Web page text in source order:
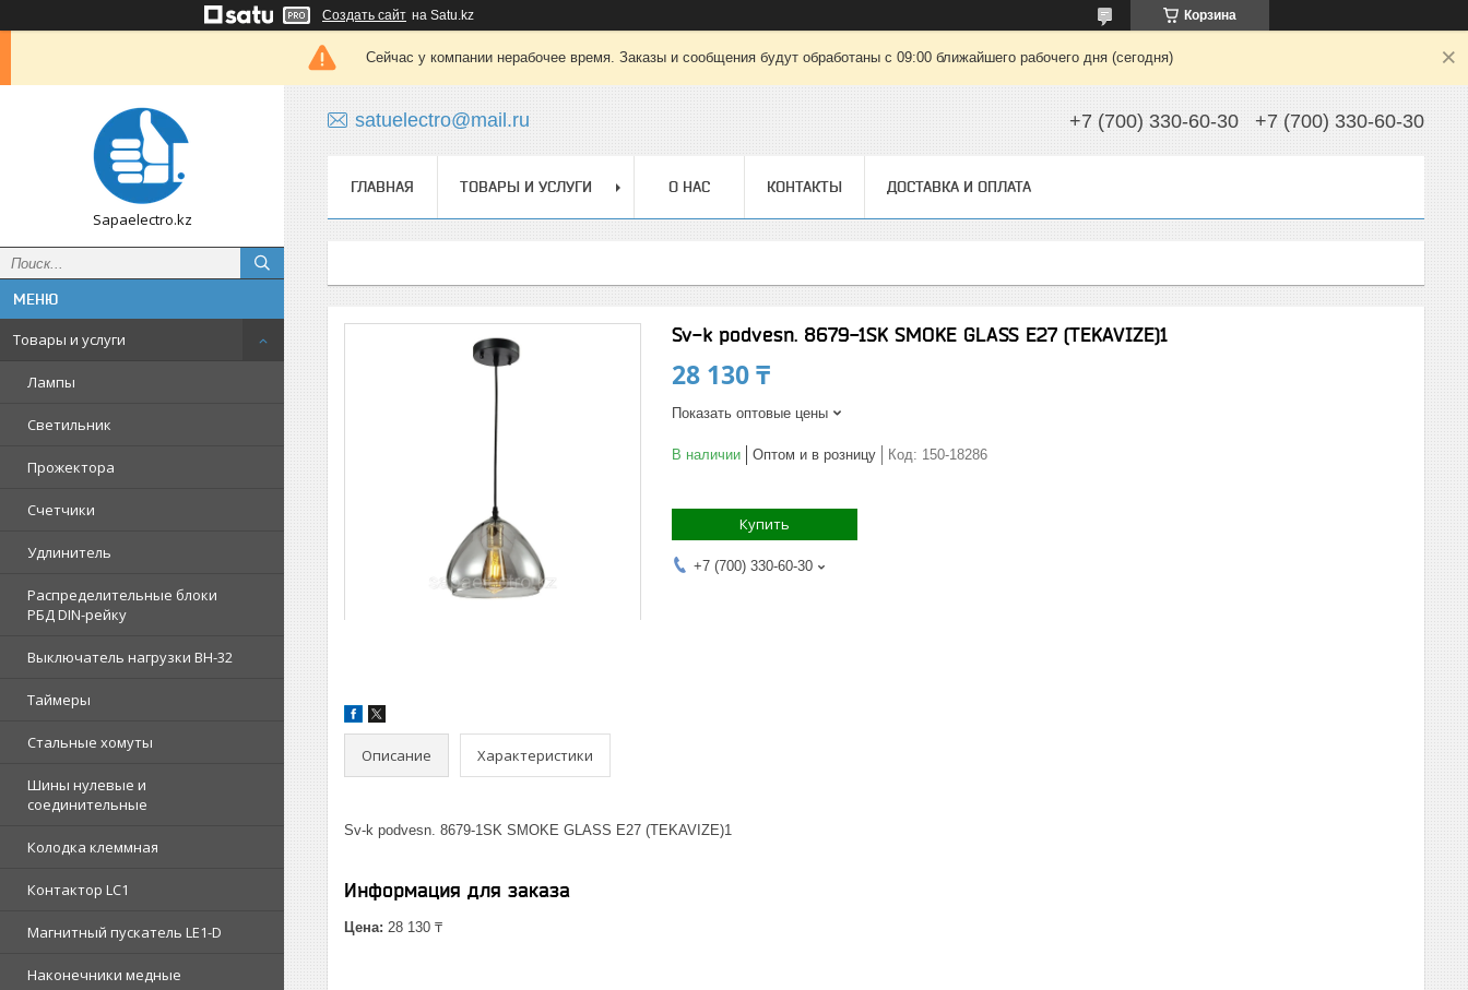
Создать сайт на Satu.kz Корзина
Сейчас у компании нерабочее время. Заказы и сообщения будут обработаны с 09:00 ближайшего рабочего дня (сегодня)
Sapaelectro.kz
Товары и услуги
Лампы
Светильник
Прожектора
Счетчики
Удлинитель
Распределительные блоки
РБД DIN-рейку
Выключатель нагрузки ВН-32
Таймеры
Стальные хомуты
Шины нулевые и
соединительные
Колодка клеммная
Контактор LC1
Магнитный пускатель LE1-D
Наконечники медные
satuelectro@mail.ru +7 (700) 330-60-30 +7 (700) 330-60-30
ГЛАВНАЯ ТОВАРЫ И УСЛУГИ О НАС КОНТАКТЫ ДОСТАВКА И ОПЛАТА
Sv-k podvesn. 8679-1SK SMOKE GLASS E27 (TEKAVIZE)1
28 130 ₸
Показать оптовые цены
В наличии Оптом и в розницу Код: 150-18286
Купить
+7 (700) 330-60-30
Описание Характеристики
Sv-k podvesn. 8679-1SK SMOKE GLASS E27 (TEKAVIZE)1
Информация для заказа
Цена: 28 130 ₸